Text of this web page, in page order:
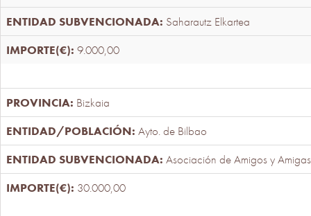
Saharautz Elkartea
9.000,00
Bizkaia
Ayto. de Bilbao
Asociación de Amigos y
30.000,00